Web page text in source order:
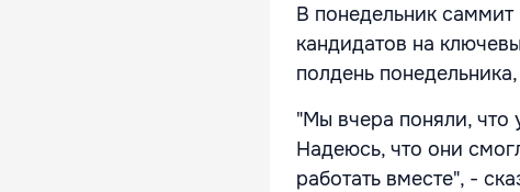
В понедельник
кандидатов на
полдень
"Мы вчера поняли, что
Надеюсь, что они
работать вместе", -